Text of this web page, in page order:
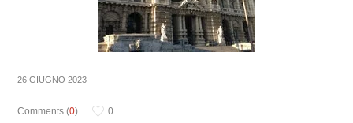
26 GIUGNO 2023
Comments (0)
0